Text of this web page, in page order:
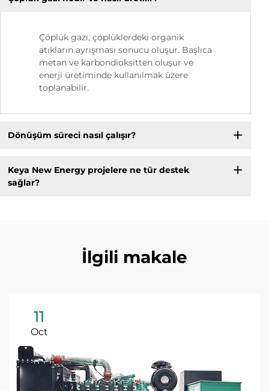
Çöplük gazı, çöplüklerdeki organik
atıkların ayrışması sonucu oluşur. Başlıca
metan ve karbondioksitten oluşur ve
enerji üretiminde kullanılmak üzere
toplanabilir.
Dönüşüm süreci nasıl çalışır?
Keya New Energy projelere ne tür destek
sağlar?
İlgili makale
11
Oct